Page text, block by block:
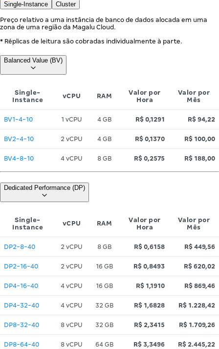
Single-Instance
Cluster
Preço relativo a uma instância de banco de dados alocada em uma
zona de uma região da Magalu Cloud.
* Réplicas de leitura são cobradas individualmente à parte.
Balanced Value (BV)
Single-
Instance
vCPU RAM
Valor por
Hora
Valor por
Mês
BV1-4-10 1 vCPU 4 GB R$ 0,1291 R$ 94,22
BV2-4-10 2 vCPU 4 GB R$ 0,1370 R$ 100,00
BV4-8-10 4 vCPU 8 GB R$ 0,2575 R$ 188,00
Dedicated Performance (DP)
Single-
Instance
vCPU RAM
Valor por
Hora
Valor por
Mês
DP2-8-40 2 vCPU 8 GB R$ 0,6158 R$ 449,56
DP2-16-40 2 vCPU 16 GB R$ 0,8493 R$ 620,02
DP4-16-40 4 vCPU 16 GB R$ 1,1910 R$ 869,46
DP4-32-40 4 vCPU 32 GB R$ 1,6828 R$ 1.228,42
DP8-32-40 8 vCPU 32 GB R$ 2,3415 R$ 1.709,26
DP8-64-40 8 vCPU 64 GB R$ 3,3496 R$ 2.445,22